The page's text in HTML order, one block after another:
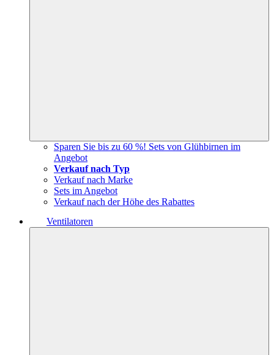
Sparen Sie bis zu 60 %! Sets von Glühbirnen im
Angebot
Verkauf nach Typ
Verkauf nach Marke
Sets im Angebot
Verkauf nach der Höhe des Rabattes
Ventilatoren